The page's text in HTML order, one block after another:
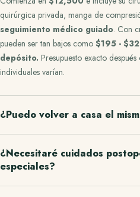
quirúrgica privada, manga de
seguimiento médico guiado. Con
pueden ser tan bajos como $195 -
depósito. Presupuesto exacto
individuales varían.
¿Puedo volver a casa el
¿Necesitaré cuidados
especiales?